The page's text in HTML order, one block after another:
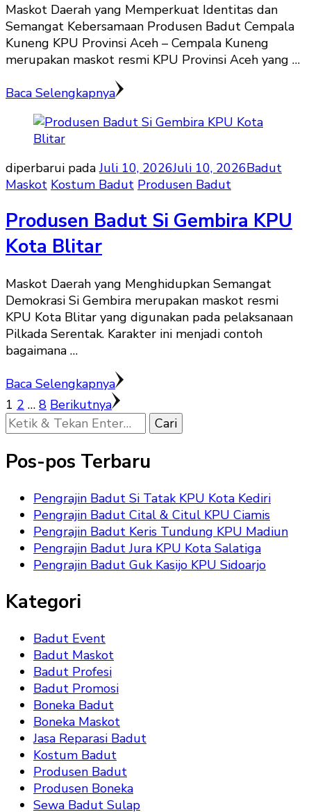
Maskot Daerah yang Memperkuat Identitas dan
Semangat Kebersamaan Produsen Badut Cempala
Kuneng KPU Provinsi Aceh – Cempala Kuneng
merupakan maskot resmi KPU Provinsi Aceh yang …
Baca Selengkapnya
diperbarui padaJuli 10, 2026Juli 10, 2026Badut
Maskot Kostum Badut Produsen Badut
Produsen Badut Si Gembira KPU
Kota Blitar
Maskot Daerah yang Menghidupkan Semangat
Demokrasi Si Gembira merupakan maskot resmi
KPU Kota Blitar yang digunakan pada pelaksanaan
Pilkada Serentak. Karakter ini menjadi contoh
bagaimana …
Baca Selengkapnya
Paginasi
pos
Halaman
1 Halaman
2 … Halaman
8 Berikutnya
Mencari
Sesuatu?
Pos-pos Terbaru
Pengrajin Badut Si Tatak KPU Kota Kediri
Pengrajin Badut Cital & Citul KPU Ciamis
Pengrajin Badut Keris Tundung KPU Madiun
Pengrajin Badut Jura KPU Kota Salatiga
Pengrajin Badut Guk Kasijo KPU Sidoarjo
Kategori
Badut Event
Badut Maskot
Badut Profesi
Badut Promosi
Boneka Badut
Boneka Maskot
Jasa Reparasi Badut
Kostum Badut
Produsen Badut
Produsen Boneka
Sewa Badut Sulap